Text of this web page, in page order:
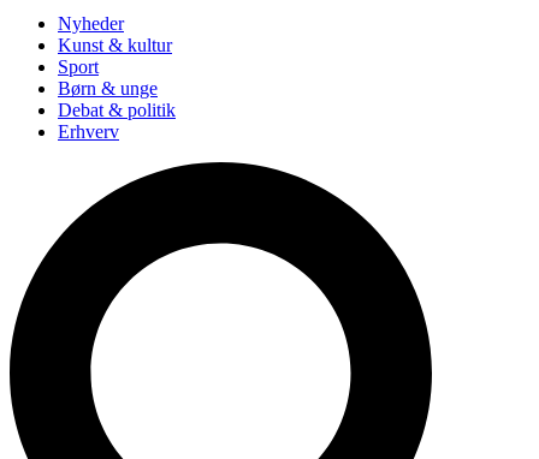
Nyheder
Kunst & kultur
Sport
Børn & unge
Debat & politik
Erhverv